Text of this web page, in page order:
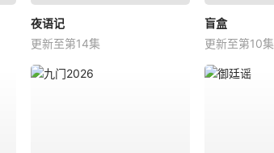
夜语记
更新至第14集
盲盒
更新至第10集